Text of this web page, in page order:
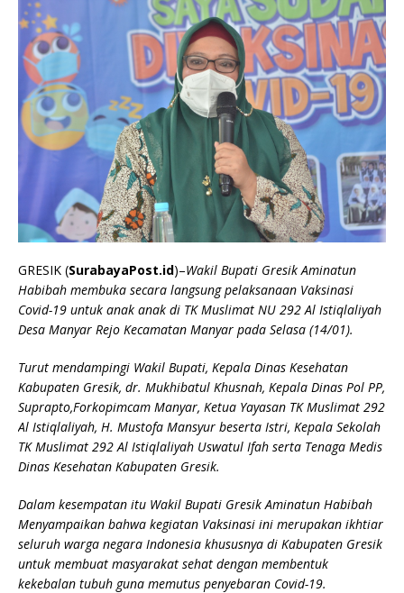
GRESIK (SurabayaPost.id)–Wakil Bupati Gresik Aminatun
Habibah membuka secara langsung pelaksanaan Vaksinasi
Covid-19 untuk anak anak di TK Muslimat NU 292 Al Istiqlaliyah
Desa Manyar Rejo Kecamatan Manyar pada Selasa (14/01).
Turut mendampingi Wakil Bupati, Kepala Dinas Kesehatan
Kabupaten Gresik, dr. Mukhibatul Khusnah, Kepala Dinas Pol PP,
Suprapto,Forkopimcam Manyar, Ketua Yayasan TK Muslimat 292
Al Istiqlaliyah, H. Mustofa Mansyur beserta Istri, Kepala Sekolah
TK Muslimat 292 Al Istiqlaliyah Uswatul Ifah serta Tenaga Medis
Dinas Kesehatan Kabupaten Gresik.
Dalam kesempatan itu Wakil Bupati Gresik Aminatun Habibah
Menyampaikan bahwa kegiatan Vaksinasi ini merupakan ikhtiar
seluruh warga negara Indonesia khususnya di Kabupaten Gresik
untuk membuat masyarakat sehat dengan membentuk
kekebalan tubuh guna memutus penyebaran Covid-19.